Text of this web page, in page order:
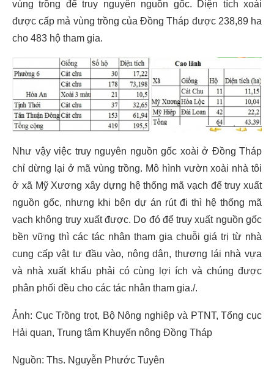
vùng trồng để truy nguyên nguồn gốc. Diện tích xoài
được cấp mả vùng trồng của Đồng Tháp được 238,89 ha
cho 483 hộ tham gia.
Như vậy việc truy nguyên nguồn gốc xoài ở Đồng Tháp
chỉ dừng lại ở mã vùng trồng. Mô hình vườn xoài nhà tôi
ở xã Mỹ Xương xây dựng hệ thống mã vạch để truy xuất
nguồn gốc, nhưng khi bên dự án rút đi thì hệ thống mã
vạch không truy xuất được. Do đó để truy xuất nguồn gốc
bền vững thì các tác nhân tham gia chuỗi giá trị từ nhà
cung cấp vật tư đầu vào, nông dân, thương lái nhà vựa
và nhà xuất khẩu phải có cùng lợi ích và chúng được
phân phối đều cho các tác nhân tham gia./.
Ảnh: Cục Trồng trọt, Bộ Nông nghiệp và PTNT, Tổng cục
Hải quan, Trung tâm Khuyến nông Đồng Tháp
Nguồn: Ths. Nguyễn Phước Tuyên